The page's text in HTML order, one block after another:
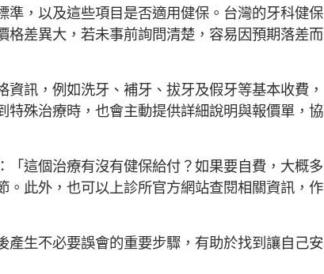
，以及這些項目是否適用健保。台灣的牙科健保
差異大，若未事前詢問清楚，容易因預期落差而
訊，例如洗牙、補牙、拔牙及假牙等基本收費，
殊治療時，也會主動提供詳細說明與報價單，協
這個治療有沒有健保給付？如果要自費，大概多
此外，也可以上診所官方網站查閱相關資訊，作
生不必要誤會的重要步驟，有助於找到讓自己安